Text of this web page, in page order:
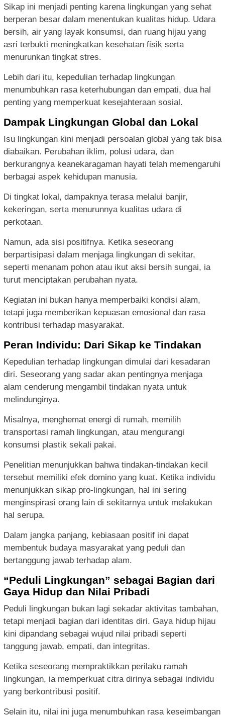
Sikap ini menjadi penting karena lingkungan yang sehat
berperan besar dalam menentukan kualitas hidup. Udara
bersih, air yang layak konsumsi, dan ruang hijau yang
asri terbukti meningkatkan kesehatan fisik serta
menurunkan tingkat stres.
Lebih dari itu, kepedulian terhadap lingkungan
menumbuhkan rasa keterhubungan dan empati, dua hal
penting yang memperkuat kesejahteraan sosial.
Dampak Lingkungan Global dan Lokal
Isu lingkungan kini menjadi persoalan global yang tak bisa
diabaikan. Perubahan iklim, polusi udara, dan
berkurangnya keanekaragaman hayati telah memengaruhi
berbagai aspek kehidupan manusia.
Di tingkat lokal, dampaknya terasa melalui banjir,
kekeringan, serta menurunnya kualitas udara di
perkotaan.
Namun, ada sisi positifnya. Ketika seseorang
berpartisipasi dalam menjaga lingkungan di sekitar,
seperti menanam pohon atau ikut aksi bersih sungai, ia
turut menciptakan perubahan nyata.
Kegiatan ini bukan hanya memperbaiki kondisi alam,
tetapi juga memberikan kepuasan emosional dan rasa
kontribusi terhadap masyarakat.
Peran Individu: Dari Sikap ke Tindakan
Kepedulian terhadap lingkungan dimulai dari kesadaran
diri. Seseorang yang sadar akan pentingnya menjaga
alam cenderung mengambil tindakan nyata untuk
melindunginya.
Misalnya, menghemat energi di rumah, memilih
transportasi ramah lingkungan, atau mengurangi
konsumsi plastik sekali pakai.
Penelitian menunjukkan bahwa tindakan-tindakan kecil
tersebut memiliki efek domino yang kuat. Ketika individu
menunjukkan sikap pro-lingkungan, hal ini sering
menginspirasi orang lain di sekitarnya untuk melakukan
hal serupa.
Dalam jangka panjang, kebiasaan positif ini dapat
membentuk budaya masyarakat yang peduli dan
bertanggung jawab terhadap alam.
“Peduli Lingkungan” sebagai Bagian dari
Gaya Hidup dan Nilai Pribadi
Peduli lingkungan bukan lagi sekadar aktivitas tambahan,
tetapi menjadi bagian dari identitas diri. Gaya hidup hijau
kini dipandang sebagai wujud nilai pribadi seperti
tanggung jawab, empati, dan integritas.
Ketika seseorang mempraktikkan perilaku ramah
lingkungan, ia memperkuat citra dirinya sebagai individu
yang berkontribusi positif.
Selain itu, nilai ini juga menumbuhkan rasa keseimbangan